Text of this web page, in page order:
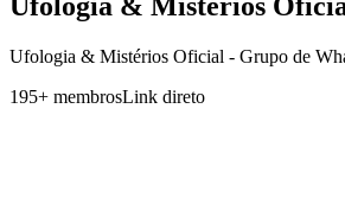
Ufologia & Mistérios Oficial - Grupo de
195+ membrosLink direto